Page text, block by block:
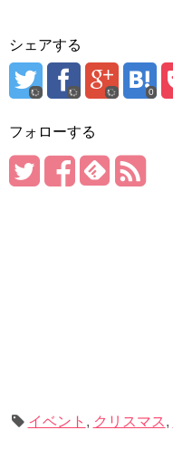
シェアする
0
フォローする
イベント , クリスマス ,